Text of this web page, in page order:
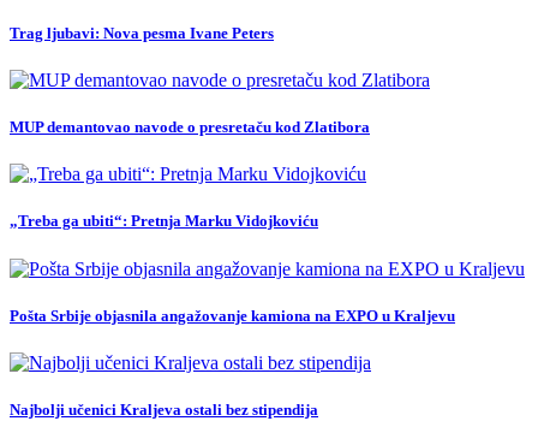
Trag ljubavi: Nova pesma Ivane Peters
MUP demantovao navode o presretaču kod Zlatibora
„Treba ga ubiti“: Pretnja Marku Vidojkoviću
Pošta Srbije objasnila angažovanje kamiona na EXPO u Kraljevu
Najbolji učenici Kraljeva ostali bez stipendija